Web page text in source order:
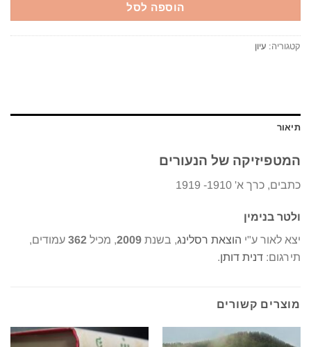
הוספה לסל
קטגוריה: עיון
תיאור
המטפיזיקה של הנעורים
כתבים, כרך א' 1910- 1919
ולטר בנימין
יצא לאור ע"י הוצאת רסלינג, בשנת 2009, מכיל 362 עמודים,
תירגום: דנית דותן.
מוצרים קשורים